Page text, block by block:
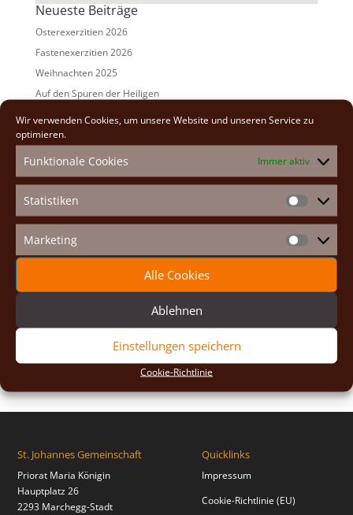
Wir verwenden Cookies, um unsere Website und unseren Service zu
optimieren.
Funktionale Cookies Immer aktiv
Statistiken
Marketing Marketing
Alle Cookies
Ablehnen
Einstellungen speichern
Cookie-Richtlinie
Neueste Beiträge
Osterexerzitien 2026
Fastenexerzitien 2026
Weihnachten 2025
Auf den Spuren der Heiligen
Adventexerzitien 2025
2026(2)
2025(7)
2024(5)
2023(13)
2022(9)
2020(2)
St. Johannes Gemeinschaft
Priorat Maria Königin
Hauptplatz 26
2293 Marchegg-Stadt
Quicklinks
Impressum
Cookie-Richtlinie (EU)